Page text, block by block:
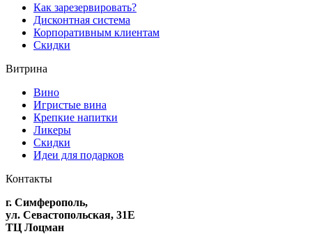
Как зарезервировать?
Дисконтная система
Корпоративным клиентам
Скидки
Витрина
Вино
Игристые вина
Крепкие напитки
Ликеры
Скидки
Идеи для подарков
Контакты
г. Симферополь,
ул. Севастопольская, 31Е
ТЦ Лоцман